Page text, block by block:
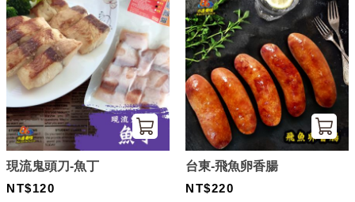
現流鬼頭刀-魚丁
NT$120
台東-飛魚卵香腸
NT$220